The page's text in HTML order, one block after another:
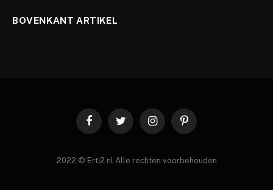
BOVENKANT ARTIKEL
FacebookTwitter InstagramPinterest
2022 © Erti2.nl Alle rechten voorbehouden